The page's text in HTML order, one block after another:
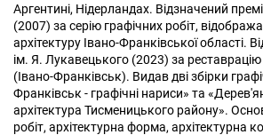
Аргентині, Нідерландах. Відзначений
(2007) за серію графічних робіт,
архітектуру Івано-Франківської області.
ім. Я. Лукавецького (2023) за
(Івано-Франківськ). Видав дві збірки
Франківськ - графічні нариси» та
архітектура Тисменицького району».
робіт, архітектурна форма, архітектурна